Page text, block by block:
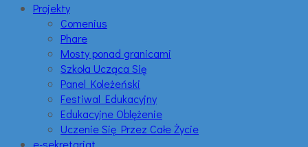
Projekty
Comenius
Phare
Mosty ponad granicami
Szkoła Ucząca Się
Panel Koleżeński
Festiwal Edukacyjny
Edukacyjne Oblężenie
Uczenie Się Przez Całe Życie
e-sekretariat